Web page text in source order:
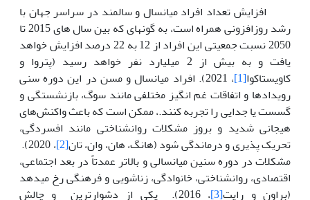
افزایش تعداد افراد میانسال و سالمند در سراسر جهان با
رشد روزافزونی همراه است، به گونه­ای که بین سال های 2015 تا
2050 نسبت جمعیتی این افراد از 12 به 22 درصد افزایش خواهد
یافت و به بیش از 2 میلیارد نفر خواهد رسید (پتروا و
کاویستاکوا[1]
، 2021). افراد میانسال و مسن در این دوره سنی
رویدادها و اتفاقات غم انگیز مختلفی مانند سوگ، بازنشستگی و
گسست یا جدایی را تجربه کنند.، ممکن است که باعث واکنش‌های
هیجانی شدید و بروز مشکلات روانشناختی مانند افسردگی،
تحریک پذیری و درماندگی شود (هانگ، هان، وان، تان[2]
، 2020).
مشکلات در دوره سنین میانسالی و بالاتر عمدتاً در بعد اجتماعی،
اقتصادی، روانشناختی، خانوادگی، زناشویی و فرهنگی رخ می­دهد
(براون و رایت[3]
، 2016). یکی از دشوارترین و چالش